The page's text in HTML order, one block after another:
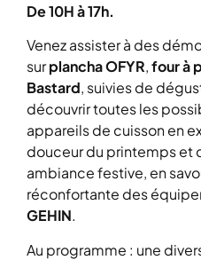
De 10H à 17h.
Venez assister à des
surplancha OFYR,four à
Bastard, suivies de
découvrir toutes les
appareils de cuisson en
douceur du printemps et
ambiance festive, en
réconfortante des
GEHIN.
Au programme : une